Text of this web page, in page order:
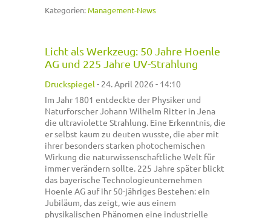
Kategorien:Management-News
Licht als Werkzeug: 50 Jahre Hoenle
AG und 225 Jahre UV-Strahlung
Druckspiegel - 24. April 2026 - 14:10
Im Jahr 1801 entdeckte der Physiker und
Naturforscher Johann Wilhelm Ritter in Jena
die ultraviolette Strahlung. Eine Erkenntnis, die
er selbst kaum zu deuten wusste, die aber mit
ihrer besonders starken photochemischen
Wirkung die naturwissenschaftliche Welt für
immer verändern sollte. 225 Jahre später blickt
das bayerische Technologieunternehmen
Hoenle AG auf ihr 50-jähriges Bestehen: ein
Jubiläum, das zeigt, wie aus einem
physikalischen Phänomen eine industrielle